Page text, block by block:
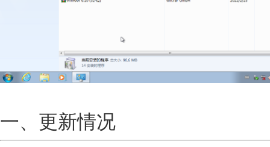
一、更新情况